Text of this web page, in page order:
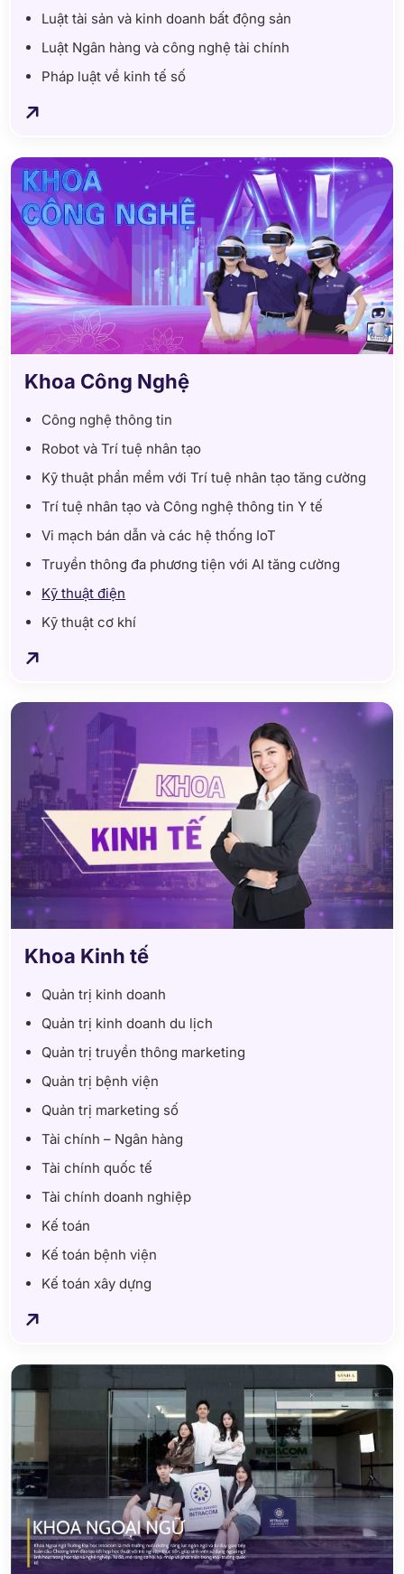
Luật tài sản và kinh doanh bất động sản
Luật Ngân hàng và công nghệ tài chính
Pháp luật về kinh tế số
Khoa Công Nghệ
Công nghệ thông tin
Robot và Trí tuệ nhân tạo
Kỹ thuật phần mềm với Trí tuệ nhân tạo tăng cường
Trí tuệ nhân tạo và Công nghệ thông tin Y tế
Vi mạch bán dẫn và các hệ thống IoT
Truyền thông đa phương tiện với AI tăng cường
Kỹ thuật điện
Kỹ thuật cơ khí
Khoa Kinh tế
Quản trị kinh doanh
Quản trị kinh doanh du lịch
Quản trị truyền thông marketing
Quản trị bệnh viện
Quản trị marketing số
Tài chính – Ngân hàng
Tài chính quốc tế
Tài chính doanh nghiệp
Kế toán
Kế toán bệnh viện
Kế toán xây dựng